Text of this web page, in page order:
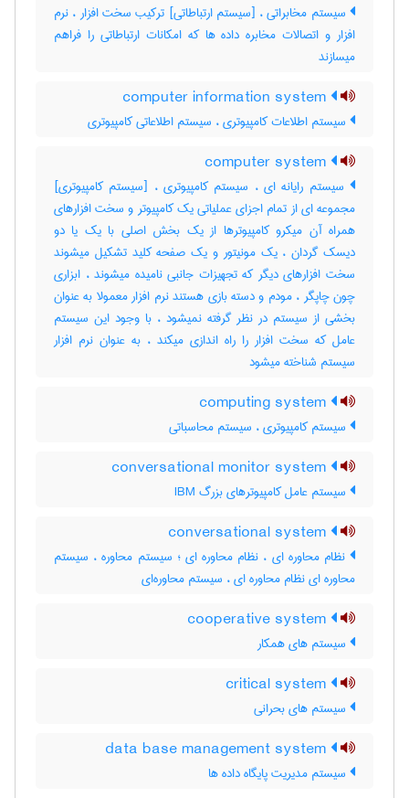
سیستم مخابراتی ، [سیستم ارتباطاتی] ترکیب سخت افزار ، نرم
افزار و اتصالات مخابره داده ها که امکانات ارتباطاتی را فراهم
میسازند
سیستم اطلاعات کامپیوتری ، سیستم اطلاعاتی کامپیوتری
سیستم رایانه ای ، سیستم کامپیوتری ، [سیستم کامپیوتری]
مجموعه ای از تمام اجزای عملیاتی یک کامپیوتر و سخت افزارهای
همراه آن میکرو کامپیوترها از یک بخش اصلی با یک یا دو
دیسک گردان ، یک مونیتور و یک صفحه کلید تشکیل میشوند
سخت افزارهای دیگر که تجهیزات جانبی نامیده میشوند ، ابزاری
چون چاپگر ، مودم و دسته بازی هستند نرم افزار معمولا به عنوان
بخشی از سیستم در نظر گرفته نمیشود ، با وجود این سیستم
عامل که سخت افزار را راه اندازی میکند ، به عنوان نرم افزار
سیستم شناخته میشود
سیستم کامپیوتری ، سیستم محاسباتی
سیستم عامل کامپیوترهای بزرگ IBM
نظام محاوره ای ، نظام محاوره ای ؛ سیستم محاوره ، سیستم
محاوره ای نظام محاوره ای ، سیستم محاوره‌ای
سیستم های همکار
سیستم های بحرانی
سیستم مدیریت پایگاه داده ها